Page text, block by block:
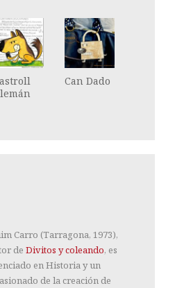
Can Dado
Carro (Tarragona, 1973),
de Divitos y coleando, es
en Historia y un
de la creación de